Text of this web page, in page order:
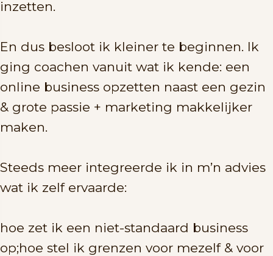
inzetten.
En dus besloot ik kleiner te beginnen. Ik
ging coachen vanuit wat ik kende: een
online business opzetten naast een gezin
& grote passie + marketing makkelijker
maken.
Steeds meer integreerde ik in m’n advies
wat ik zelf ervaarde:
hoe zet ik een niet-standaard business
op;hoe stel ik grenzen voor mezelf & voor